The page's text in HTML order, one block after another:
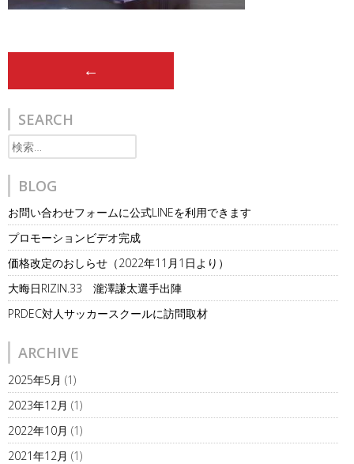
navigation
←
SEARCH
検
索:
BLOG
お問い合わせフォームに公式LINEを利用できます
プロモーションビデオ完成
価格改定のおしらせ（2022年11月1日より）
大晦日RIZIN.33 瀧澤謙太選手出陣
PRDEC対人サッカースクールに訪問取材
ARCHIVE
2025年5月 (1)
2023年12月 (1)
2022年10月 (1)
2021年12月 (1)